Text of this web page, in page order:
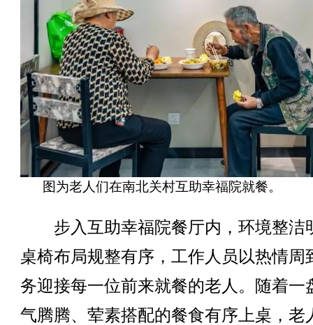
图为老人们在南北关村互助幸福院就餐。
步入互助幸福院餐厅内，环境整洁
桌椅布局规整有序，工作人员以热情周
务迎接每一位前来就餐的老人。随着一
气腾腾、荤素搭配的餐食有序上桌，老